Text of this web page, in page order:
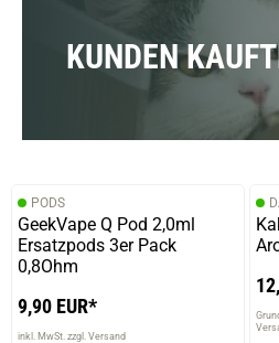
KUNDEN
PODS
GeekVape Q Pod 2,0ml
Ersatzpods 3er Pack
0,8Ohm
9,90 EUR*
inkl. MwSt. zzgl. Versand